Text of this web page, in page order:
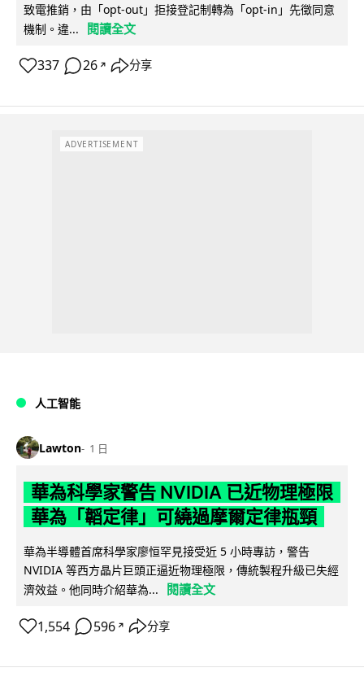
致電推銷，由「opt-out」拒接登記制轉為「opt-in」先徵同意
機制。違...
閱讀全文
337 26 ↗ 分享
ADVERTISEMENT
人工智能
Lawton 1 日
華為科學家警告 NVIDIA 已近物理極限
華為「韜定律」可繞過摩爾定律瓶頸
華為半導體首席科學家廖恒罕見接受近 5 小時專訪，警告
NVIDIA 等西方晶片巨頭正逼近物理極限，傳統製程升級已失經
濟效益。他同時介紹華為...
閱讀全文
1,554 596 ↗ 分享